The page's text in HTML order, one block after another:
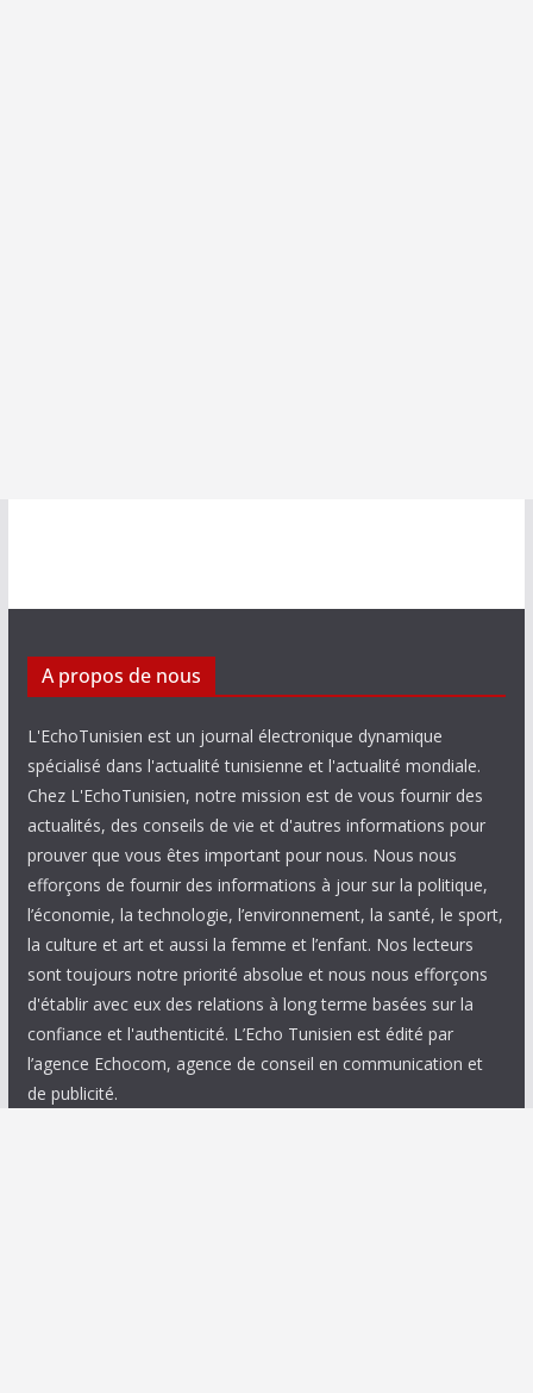
A propos de nous
L'EchoTunisien est un journal électronique dynamique
spécialisé dans l'actualité tunisienne et l'actualité mondiale.
Chez L'EchoTunisien, notre mission est de vous fournir des
actualités, des conseils de vie et d'autres informations pour
prouver que vous êtes important pour nous. Nous nous
efforçons de fournir des informations à jour sur la politique,
l’économie, la technologie, l’environnement, la santé, le sport,
la culture et art et aussi la femme et l’enfant. Nos lecteurs
sont toujours notre priorité absolue et nous nous efforçons
d'établir avec eux des relations à long terme basées sur la
confiance et l'authenticité. L’Echo Tunisien est édité par
l’agence Echocom, agence de conseil en communication et
de publicité.